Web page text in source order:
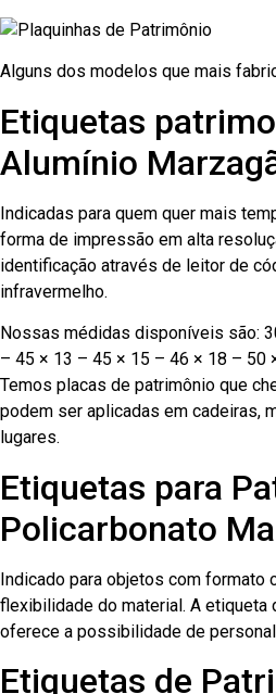
Alguns dos modelos que mais
Etiquetas
Alumínio
Indicadas para quem quer mais
forma de impressão em alta
identificação através de leitor de
infravermelho.
Nossas médidas disponíveis são:
– 45 × 13 – 45 × 15 – 46 × 18 – 50
Temos placas de patrimônio que
podem ser aplicadas em cadeiras,
lugares.
Etiquetas para
Policarbonato
Indicado para objetos com formato
flexibilidade do material. A etiqueta
oferece a possibilidade de
Etiquetas de